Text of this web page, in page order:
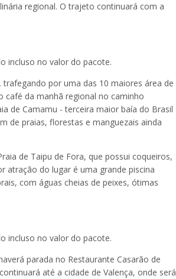
regional. O trajeto continuará com a
incluso no valor do pacote.
por uma das 10 maiores área de
café da manhã regional no caminho
de Camamu - terceira maior baía do Brasil
de praias, florestas e manguezais ainda
de Taipu de Fora, que possui coqueiros,
atração do lugar é uma grande piscina
com águas cheias de peixes, ótimas
incluso no valor do pacote.
parada no Restaurante Casarão de
até a cidade de Valença, onde será